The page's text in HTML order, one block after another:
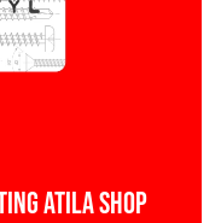
ATILA SHOP